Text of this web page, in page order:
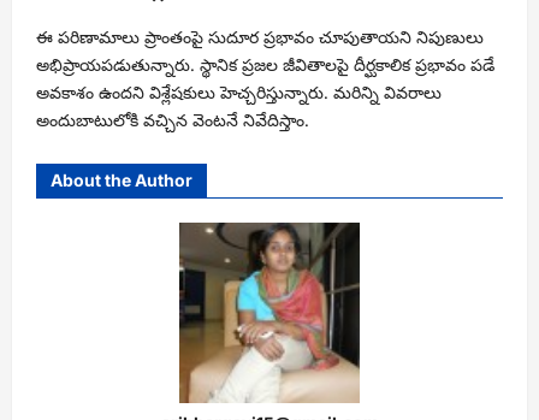
ఈ పరిణామాలు ప్రాంతంపై సుదూర ప్రభావం చూపుతాయని నిపుణులు
అభిప్రాయపడుతున్నారు. స్థానిక ప్రజల జీవితాలపై దీర్ఘకాలిక ప్రభావం పడే
అవకాశం ఉందని విశ్లేషకులు హెచ్చరిస్తున్నారు. మరిన్ని వివరాలు
అందుబాటులోకి వచ్చిన వెంటనే నివేదిస్తాం.
About the Author